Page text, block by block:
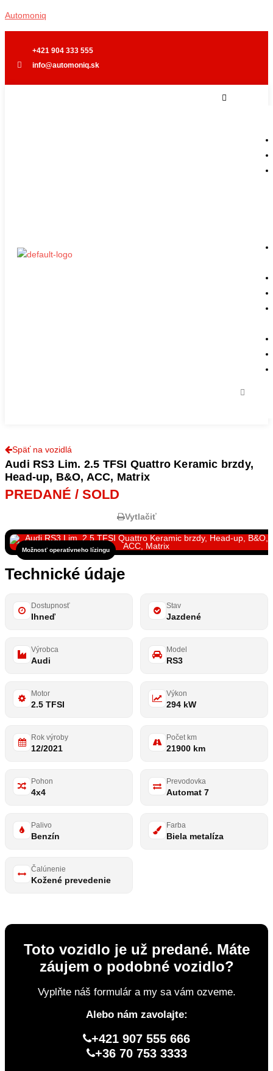
na
Automoniq
+421 904 333 555
info@automoniq.sk
Späť na vozidlá
Audi RS3 Lim. 2.5 TFSI Quattro Keramic brzdy,
Head-up, B&O, ACC, Matrix
PREDANÉ / SOLD
Vytlačiť
Možnosť operatívneho lízingu
Technické údaje
Dostupnosť
Ihneď
Stav
Jazdené
Výrobca
Audi
Model
RS3
Motor
2.5 TFSI
Výkon
294 kW
Rok výroby
12/2021
Počet km
21900 km
Pohon
4x4
Prevodovka
Automat 7
Palivo
Benzín
Farba
Biela metalíza
Čalúnenie
Kožené prevedenie
Toto vozidlo je už predané. Máte
záujem o podobné vozidlo?
Vyplňte náš formulár a my sa vám ozveme.
Alebo nám zavolajte:
+421 907 555 666
+36 70 753 3333